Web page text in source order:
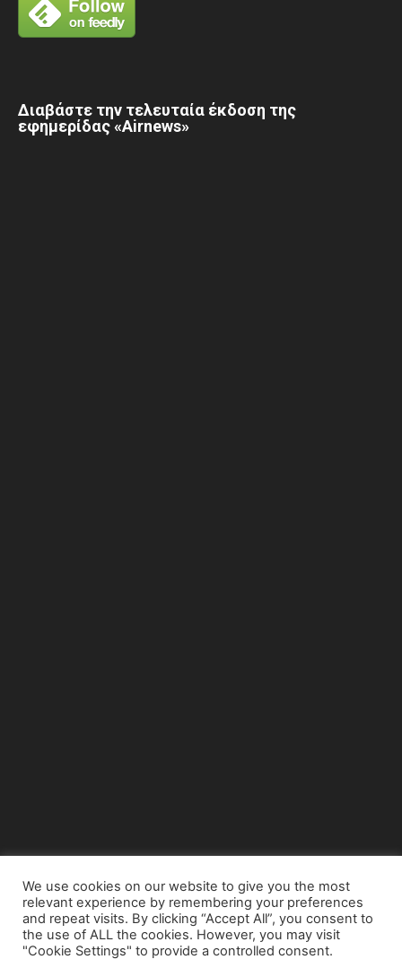
Διαβάστε την τελευταία έκδοση της
εφημερίδας «Airnews»
© Copyright 2015 - www.airnews.gr
We use cookies on our website to give you the most
relevant experience by remembering your preferences
and repeat visits. By clicking “Accept All”, you consent to
the use of ALL the cookies. However, you may visit
"Cookie Settings" to provide a controlled consent.